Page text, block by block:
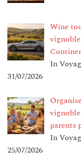
Wine
In
31/07/2026
parents
In
25/07/2026